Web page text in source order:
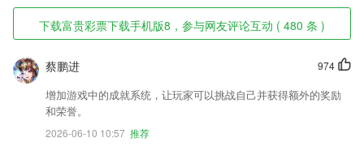
下载富贵彩票下载手机版8，参与网友评论互动 ( 480 条 )
974
蔡鹏进
增加游戏中的成就系统，让玩家可以挑战自己并获得额外的奖励
和荣誉。
2026-06-10 10:57 推荐